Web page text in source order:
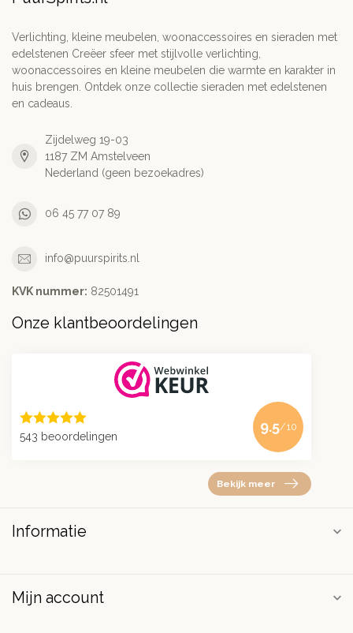
Verlichting, kleine meubelen, woonaccessoires en sieraden met
edelstenen Creëer sfeer met stijlvolle verlichting,
woonaccessoires en kleine meubelen die warmte en karakter in
huis brengen. Ontdek onze collectie sieraden met edelstenen
en cadeaus.
Zijdelweg 19-03
1187 ZM Amstelveen
Nederland (geen bezoekadres)
06 45 77 07 89
info@puurspirits.nl
KVK nummer: 82501491
Onze klantbeoordelingen
543 beoordelingen
9.5/10
Bekijk meer
Informatie
Mijn account